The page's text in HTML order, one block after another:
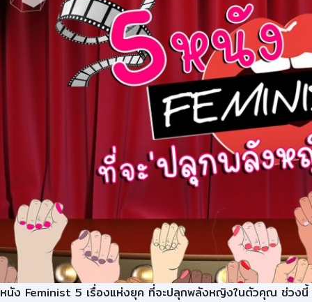
หนัง Feminist 5 เรื่องแห่งยุค ที่จะปลุกพลังหญิงในตัวคุณ ช่วงนี้